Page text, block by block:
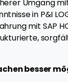
Umgang
in P&I
mit SAP
besser